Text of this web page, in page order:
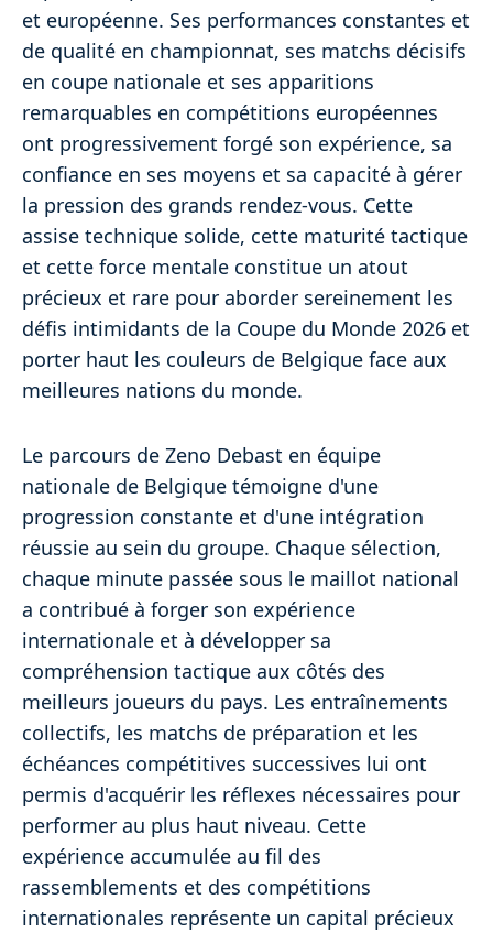
et européenne. Ses performances constantes et
de qualité en championnat, ses matchs décisifs
en coupe nationale et ses apparitions
remarquables en compétitions européennes
ont progressivement forgé son expérience, sa
confiance en ses moyens et sa capacité à gérer
la pression des grands rendez-vous. Cette
assise technique solide, cette maturité tactique
et cette force mentale constitue un atout
précieux et rare pour aborder sereinement les
défis intimidants de la Coupe du Monde 2026 et
porter haut les couleurs de Belgique face aux
meilleures nations du monde.
Le parcours de Zeno Debast en équipe
nationale de Belgique témoigne d'une
progression constante et d'une intégration
réussie au sein du groupe. Chaque sélection,
chaque minute passée sous le maillot national
a contribué à forger son expérience
internationale et à développer sa
compréhension tactique aux côtés des
meilleurs joueurs du pays. Les entraînements
collectifs, les matchs de préparation et les
échéances compétitives successives lui ont
permis d'acquérir les réflexes nécessaires pour
performer au plus haut niveau. Cette
expérience accumulée au fil des
rassemblements et des compétitions
internationales représente un capital précieux